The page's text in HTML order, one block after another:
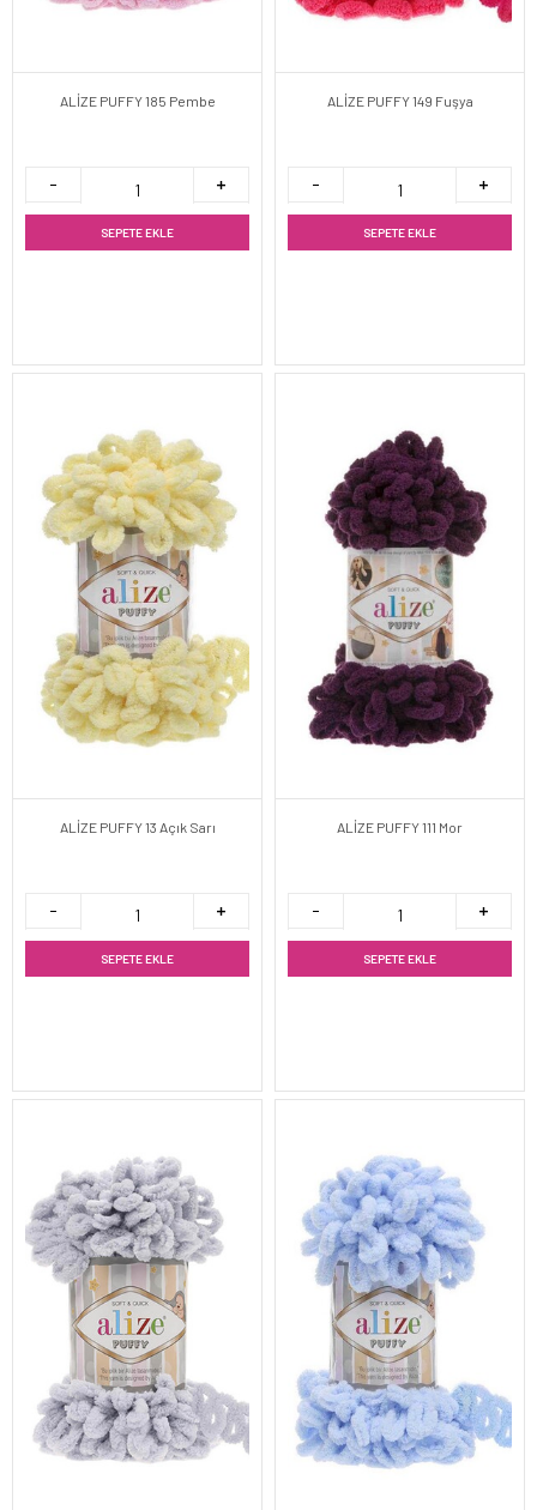
ALİZE PUFFY 185 Pembe
SEPETE EKLE
ALİZE PUFFY 149 Fuşya
SEPETE EKLE
ALİZE PUFFY 13 Açık Sarı
SEPETE EKLE
ALİZE PUFFY 111 Mor
SEPETE EKLE